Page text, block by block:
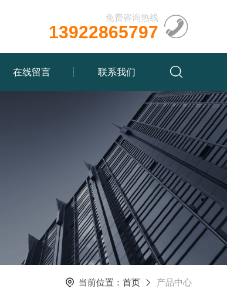
免费咨询热线
13922865797
在线留言 联系我们
当前位置： 首页 产品中心